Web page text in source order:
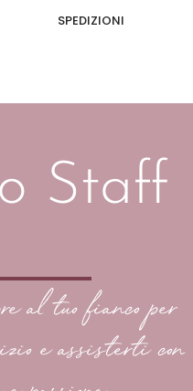
SPEDIZIONI
Staff
al tuo fianco per
e assisterti con